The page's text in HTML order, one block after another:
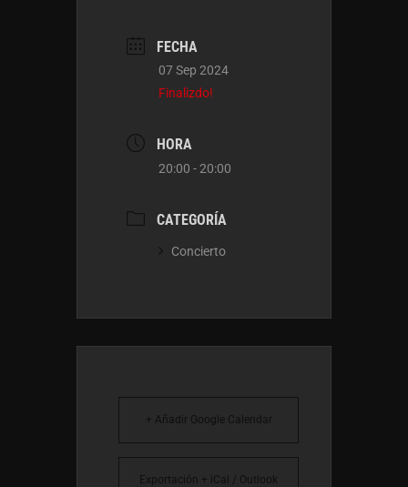
FECHA
07 Sep 2024
Finalizdo!
HORA
20:00 - 20:00
CATEGORÍA
Concierto
+ Añadir Google Calendar
Exportación + iCal / Outlook